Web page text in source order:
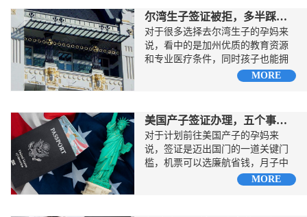
尔湾生子签证被拒，多半踩了这四个坑
对于很多选择去尔湾生子的孕妈来
说，看中的是加州优质的教育资源
和专业医疗条件，同时孩子也能拥
MORE
美国产子签证办理，五个事项一定要注意
对于计划前往美国产子的孕妈来
说，签证是迈出国门的一道关键门
槛，机票可以选廉航省钱，月子中
心可以选择普通套餐，但签证...
MORE